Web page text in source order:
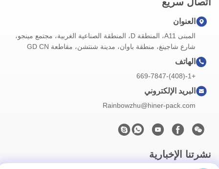
العنوان
المبنى A11، المنطقة D، المنطقة الصناعية الغربية، مجتمع مينجو،
شارع شاجينغ، منطقة باوان، مدينة شنتشن، مقاطعة GD CN
الهاتف
+1-(408)-669-7847
البريد الإلكتروني
Rainbowzhu@hiner-pack.com
نشرتنا الإخبارية